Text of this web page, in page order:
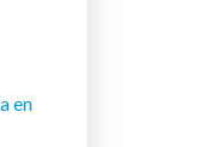
en